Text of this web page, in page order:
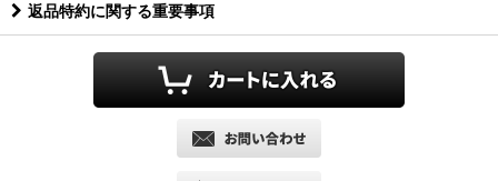
返品特約に関する重要事項